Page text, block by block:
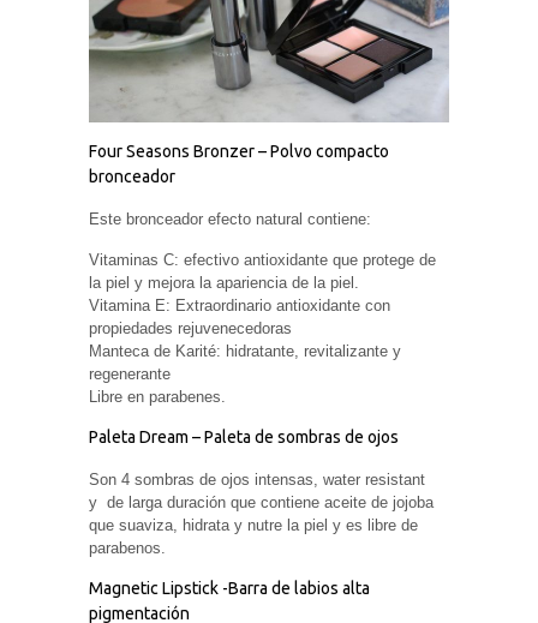
Four Seasons Bronzer – Polvo compacto
bronceador
Este bronceador efecto natural contiene:
Vitaminas C: efectivo antioxidante que protege de
la piel y mejora la apariencia de la piel.
Vitamina E: Extraordinario antioxidante con
propiedades rejuvenecedoras
Manteca de Karité: hidratante, revitalizante y
regenerante
Libre en parabenes.
Paleta Dream – Paleta de sombras de ojos
Son 4 sombras de ojos intensas, water resistant
y de larga duración que contiene aceite de jojoba
que suaviza, hidrata y nutre la piel y es libre de
parabenos.
Magnetic Lipstick -Barra de labios alta
pigmentación
Experiencia
Para que
nuestra web
funcione lo
mejor posible
visita. Si
cookies,
algunas
desaparecerán
de la web.
Marketing
Al compartir tus
intereses y
comportamiento
mientras visitas
nuestro sitio,
posibilidad de
personalizados.